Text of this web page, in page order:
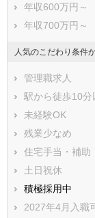
年収600万円～
年収700万円～
人気のこだわり条件
管理職求人
駅から徒歩10分
未経験OK
残業少なめ
住宅手当・補助
土日祝休
積極採用中
2027年4月入職